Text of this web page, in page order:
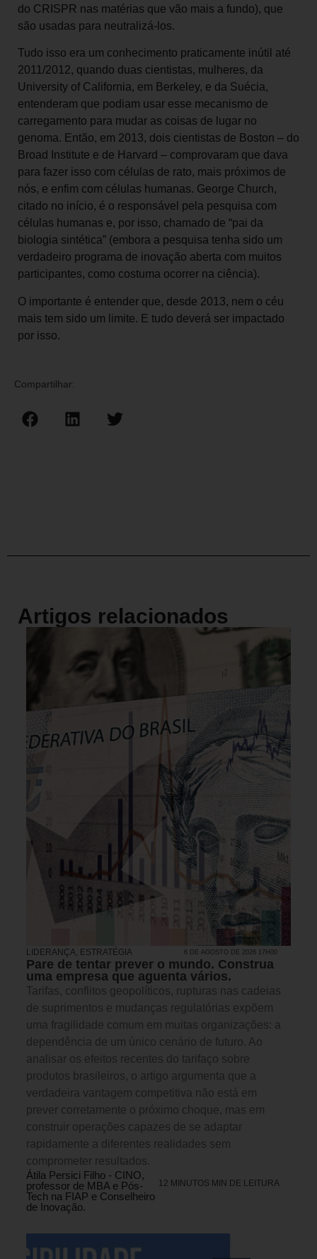
do CRISPR nas matérias que vão mais a fundo), que
são usadas para neutralizá-los.
Tudo isso era um conhecimento praticamente inútil até
2011/2012, quando duas cientistas, mulheres, da
University of California, em Berkeley, e da Suécia,
entenderam que podiam usar esse mecanismo de
carregamento para mudar as coisas de lugar no
genoma. Então, em 2013, dois cientistas de Boston – do
Broad Institute e de Harvard – comprovaram que dava
para fazer isso com células de rato, mais próximos de
nós, e enfim com células humanas. George Church,
citado no início, é o responsável pela pesquisa com
células humanas e, por isso, chamado de “pai da
biologia sintética” (embora a pesquisa tenha sido um
verdadeiro programa de inovação aberta com muitos
participantes, como costuma ocorrer na ciência).
O importante é entender que, desde 2013, nem o céu
mais tem sido um limite. E tudo deverá ser impactado
por isso.
Compartilhar:
Artigos relacionados
LIDERANÇA, ESTRATÉGIA 6 DE AGOSTO DE 2026 17H00
Pare de tentar prever o mundo. Construa
uma empresa que aguenta vários.
Tarifas, conflitos geopolíticos, rupturas nas cadeias
de suprimentos e mudanças regulatórias expõem
uma fragilidade comum em muitas organizações: a
dependência de um único cenário de futuro. Ao
analisar os efeitos recentes do tarifaço sobre
produtos brasileiros, o artigo argumenta que a
verdadeira vantagem competitiva não está em
prever corretamente o próximo choque, mas em
construir operações capazes de se adaptar
rapidamente a diferentes realidades sem
comprometer resultados.
Átila Persici Filho - CINO,
professor de MBA e Pós-
Tech na FIAP e Conselheiro
de Inovação.
12 MINUTOS MIN DE LEITURA